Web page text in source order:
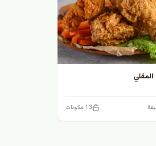
13 مكونات